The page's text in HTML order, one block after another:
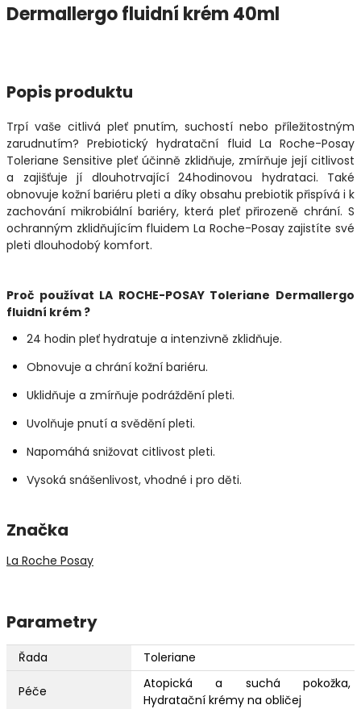
Dermallergo fluidní krém 40ml
Popis produktu
Trpí vaše citlivá pleť pnutím, suchostí nebo příležitostným
zarudnutím? Prebiotický hydratační fluid La Roche-Posay
Toleriane Sensitive pleť účinně zklidňuje, zmírňuje její citlivost
a zajišťuje jí dlouhotrvající 24hodinovou hydrataci. Také
obnovuje kožní bariéru pleti a díky obsahu prebiotik přispívá i k
zachování mikrobiální bariéry, která pleť přirozeně chrání. S
ochranným zklidňujícím fluidem La Roche-Posay zajistíte své
pleti dlouhodobý komfort.
Proč používat LA ROCHE-POSAY Toleriane Dermallergo
fluidní krém ?
24 hodin pleť hydratuje a intenzivně zklidňuje.
Obnovuje a chrání kožní bariéru.
Uklidňuje a zmírňuje podráždění pleti.
Uvolňuje pnutí a svědění pleti.
Napomáhá snižovat citlivost pleti.
Vysoká snášenlivost, vhodné i pro děti.
Značka
La Roche Posay
Parametry
Řada Toleriane
Péče
Atopická a suchá pokožka,
Hydratační krémy na obličej